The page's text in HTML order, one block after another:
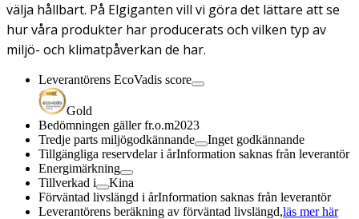
välja hållbart. På Elgiganten vill vi göra det lättare att se
hur våra produkter har producerats och vilken typ av
miljö- och klimatpåverkan de har.
Leverantörens EcoVadis score
Gold
Bedömningen gäller fr.o.m2023
Tredje parts miljögodkännande
Inget godkännande
Tillgängliga reservdelar i årInformation saknas från leverantör
Energimärkning
Tillverkad i
Kina
Förväntad livslängd i årInformation saknas från leverantör
Leverantörens beräkning av förväntad livslängd,läs mer här